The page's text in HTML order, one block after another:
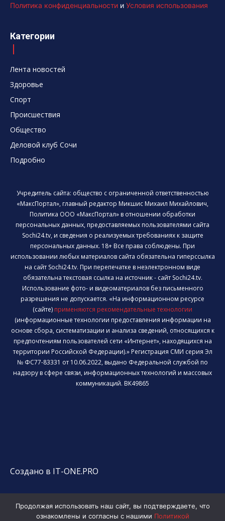
Политика конфиденциальности и Условия использования
Категории
Лента новостей
Здоровье
Спорт
Происшествия
Общество
Деловой клуб Сочи
Подробно
Учредитель сайта: общество с ограниченной ответственностью
«МаксПортал», главный редактор Микшис Михаил Михайлович,
Политика ООО «МаксПортал» в отношении обработки
персональных данных, предоставляемых пользователями сайта
Sochi24.tv, и сведения о реализуемых требованиях к защите
персональных данных. 18+ Все права соблюдены. При
использовании любых материалов сайта обязательна гиперссылка
на сайт Sochi24.tv. При перепечатке в неэлектронном виде
обязательна текстовая ссылка на источник - сайт Sochi24.tv.
Использование фото- и видеоматериалов без письменного
разрешения не допускается. «На информационном ресурсе
(сайте) применяются рекомендательные технологии
(информационные технологии предоставления информации на
основе сбора, систематизации и анализа сведений, относящихся к
предпочтениям пользователей сети «Интернет», находящихся на
территории Российской Федерации).» Регистрация СМИ серия Эл
№ ФС77-83331 от 10.06.2022, выдано Федеральной службой по
надзору в сфере связи, информационных технологий и массовых
коммуникаций. ВК49865
Создано в IT-ONE.PRO
Продолжая использовать наш сайт, вы подтверждаете, что
ознакомлены и согласны с нашими Политикой